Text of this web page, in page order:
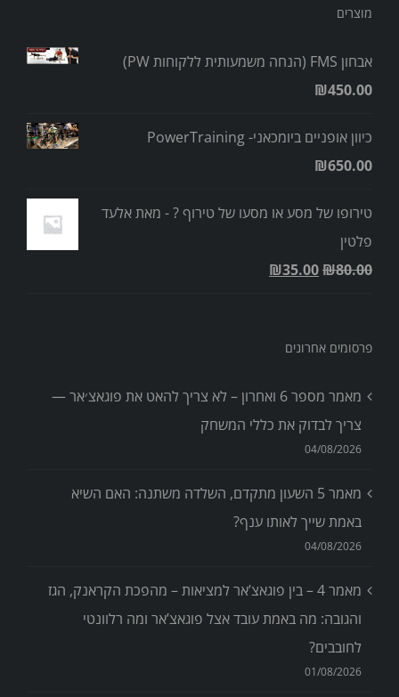
מוצרים
אבחון FMS (הנחה משמעותית ללקוחות PW)
₪450.00
כיוון אופניים ביומכאני- PowerTraining
₪650.00
טירופו של מסע או מסעו של טירוף ? - מאת אלעד
פלטין
₪80.00
₪35.00
פרסומים אחרונים
מאמר מספר 6 ואחרון – לא צריך להאט את פוגאצ׳אר —
צריך לבדוק את כללי המשחק
04/08/2026
מאמר 5 השעון מתקדם, השלדה משתנה: האם השיא
באמת שייך לאותו ענף?
04/08/2026
מאמר 4 – בין פוגאצ’אר למציאות – מהפכת הקראנק, הגז
והגובה: מה באמת עובד אצל פוגאצ’אר ומה רלוונטי
לחובבים?
01/08/2026